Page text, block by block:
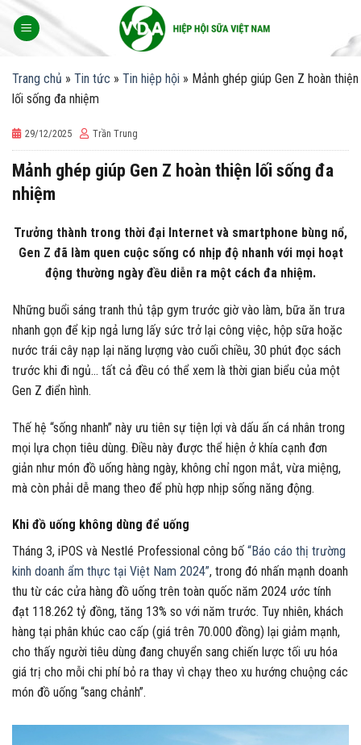
Trang chủ » Tin tức » Tin hiệp hội » Mảnh ghép giúp Gen Z hoàn thiện
lối sống đa nhiệm
29/12/2025 Trần Trung
Mảnh ghép giúp Gen Z hoàn thiện lối sống đa
nhiệm
Trưởng thành trong thời đại Internet và smartphone bùng nổ,
Gen Z đã làm quen cuộc sống có nhịp độ nhanh với mọi hoạt
động thường ngày đều diễn ra một cách đa nhiệm.
Những buổi sáng tranh thủ tập gym trước giờ vào làm, bữa ăn trưa
nhanh gọn để kịp ngả lưng lấy sức trở lại công việc, hộp sữa hoặc
nước trái cây nạp lại năng lượng vào cuối chiều, 30 phút đọc sách
trước khi đi ngủ… tất cả đều có thể xem là thời gian biểu của một
Gen Z điển hình.
Thế hệ “sống nhanh” này ưu tiên sự tiện lợi và dấu ấn cá nhân trong
mọi lựa chọn tiêu dùng. Điều này được thể hiện ở khía cạnh đơn
giản như món đồ uống hàng ngày, không chỉ ngon mắt, vừa miệng,
mà còn phải dễ mang theo để phù hợp nhịp sống năng động.
Khi đồ uống không dùng để uống
Tháng 3, iPOS và Nestlé Professional công bố “Báo cáo thị trường
kinh doanh ẩm thực tại Việt Nam 2024”, trong đó nhấn mạnh doanh
thu từ các cửa hàng đồ uống trên toàn quốc năm 2024 ước tính
đạt 118.262 tỷ đồng, tăng 13% so với năm trước. Tuy nhiên, khách
hàng tại phân khúc cao cấp (giá trên 70.000 đồng) lại giảm mạnh,
cho thấy người tiêu dùng đang chuyển sang chiến lược tối ưu hóa
giá trị cho mỗi chi phí bỏ ra thay vì chạy theo xu hướng chuộng các
món đồ uống “sang chảnh”.